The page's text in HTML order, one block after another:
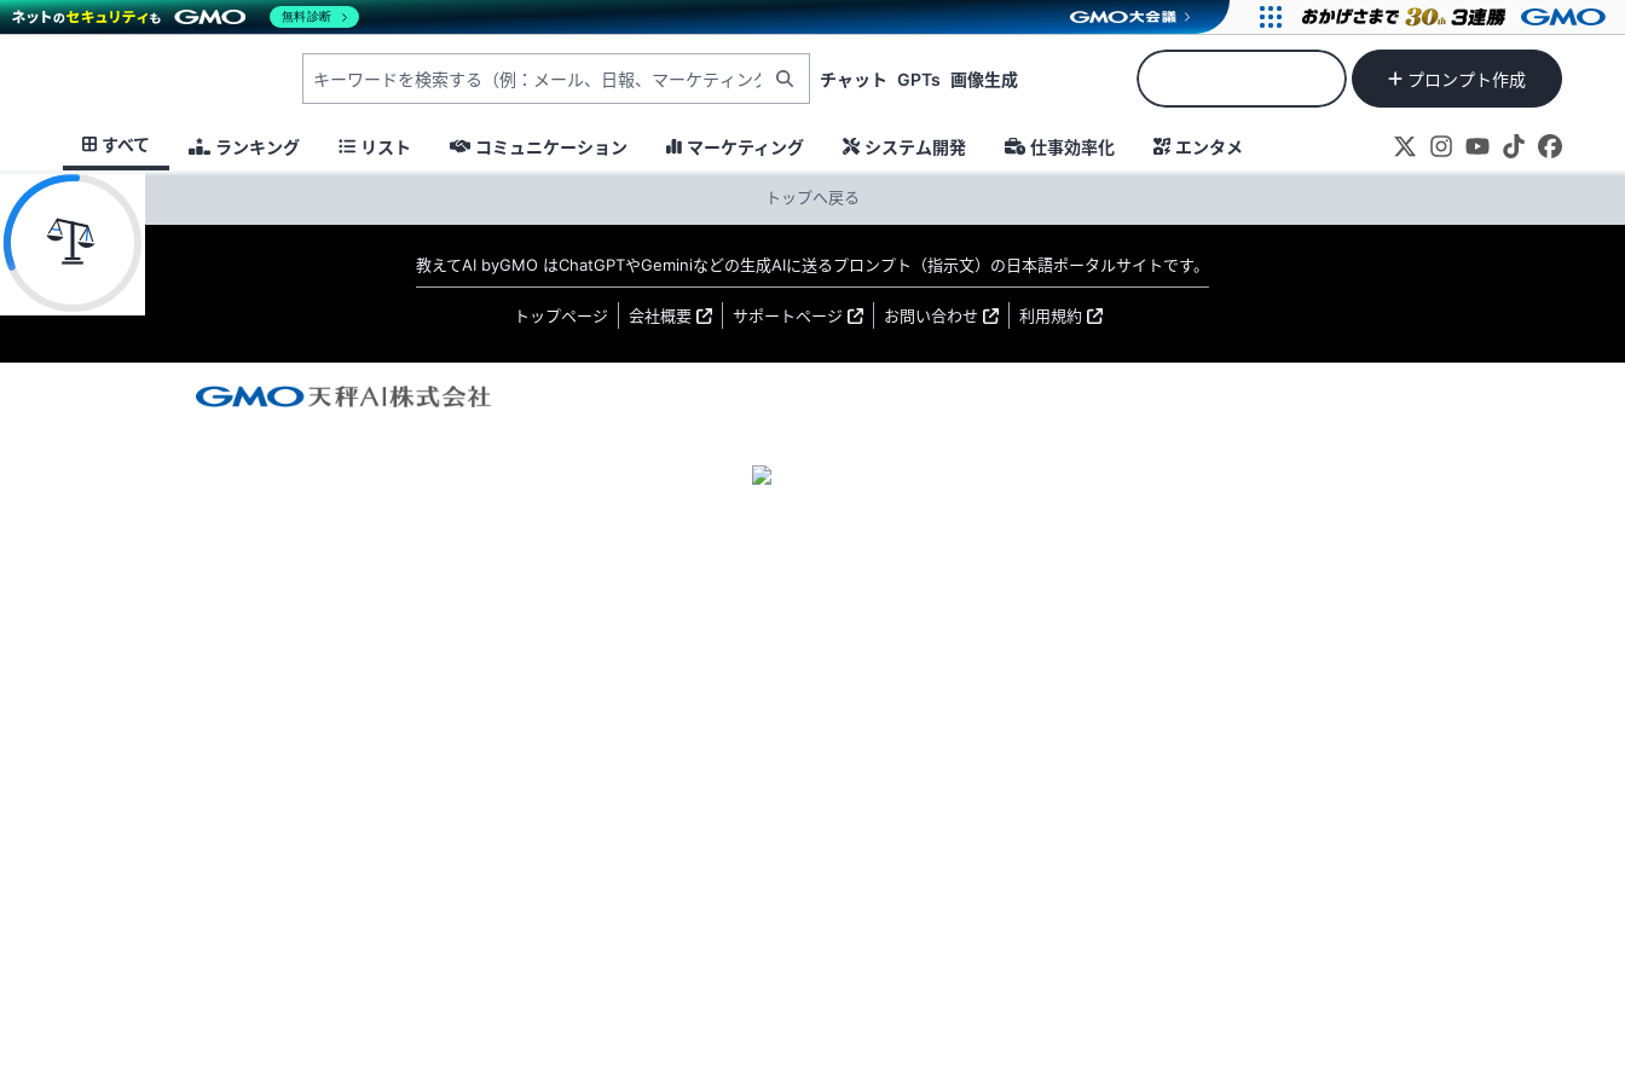
チャット GPTs 画像生成 プロンプト作成
すべて ランキング リスト コミュニケーション マーケティング システム開発 仕事効率化 エンタメ
トップへ戻る
教えてAI byGMO はChatGPTやGeminiなどの生成AIに送るプロンプト（指示文）の日本語ポータルサイトです。
トップページ 会社概要 サポートページ お問い合わせ 利用規約
無料診断